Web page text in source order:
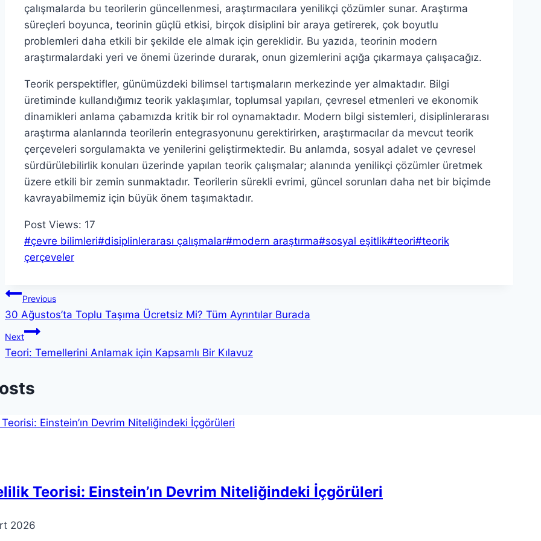
çalışmalarda bu teorilerin güncellenmesi, araştırmacılara yenilikçi çözümler sunar. Araştırma
süreçleri boyunca, teorinin güçlü etkisi, birçok disiplini bir araya getirerek, çok boyutlu
problemleri daha etkili bir şekilde ele almak için gereklidir. Bu yazıda, teorinin modern
araştırmalardaki yeri ve önemi üzerinde durarak, onun gizemlerini açığa çıkarmaya çalışacağız.
Teorik perspektifler, günümüzdeki bilimsel tartışmaların merkezinde yer almaktadır. Bilgi
üretiminde kullandığımız teorik yaklaşımlar, toplumsal yapıları, çevresel etmenleri ve ekonomik
dinamikleri anlama çabamızda kritik bir rol oynamaktadır. Modern bilgi sistemleri, disiplinlerarası
araştırma alanlarında teorilerin entegrasyonunu gerektirirken, araştırmacılar da mevcut teorik
çerçeveleri sorgulamakta ve yenilerini geliştirmektedir. Bu anlamda, sosyal adalet ve çevresel
sürdürülebilirlik konuları üzerinde yapılan teorik çalışmalar; alanında yenilikçi çözümler üretmek
üzere etkili bir zemin sunmaktadır. Teorilerin sürekli evrimi, güncel sorunları daha net bir biçimde
kavrayabilmemiz için büyük önem taşımaktadır.
Post Views: 17
Post
Tags:
#çevre bilimleri#disiplinlerarası çalışmalar#modern araştırma#sosyal eşitlik#teori#teorik
çerçeveler
Yazı
gezinmesi
Previous
30 Ağustos’ta Toplu Taşıma Ücretsiz Mi? Tüm Ayrıntılar Burada
Next
Teori: Temellerini Anlamak için Kapsamlı Bir Kılavuz
Teorisi: Einstein’ın Devrim Niteliğindeki İçgörüleri
2026